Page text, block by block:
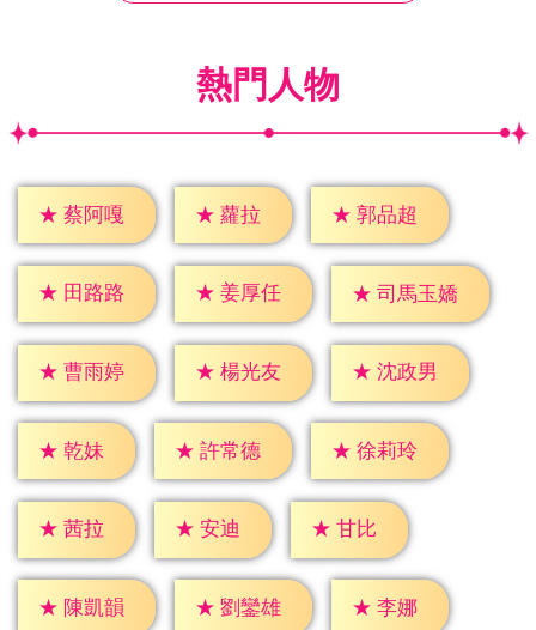
熱門人物
★ 蔡阿嘎 ★ 蘿拉 ★ 郭品超
★ 田路路 ★ 姜厚任 ★ 司馬玉嬌
★ 曹雨婷 ★ 楊光友 ★ 沈政男
★ 乾妹 ★ 許常德 ★ 徐莉玲
★ 茜拉 ★ 安迪 ★ 甘比
★ 陳凱韻 ★ 劉鑾雄 ★ 李娜